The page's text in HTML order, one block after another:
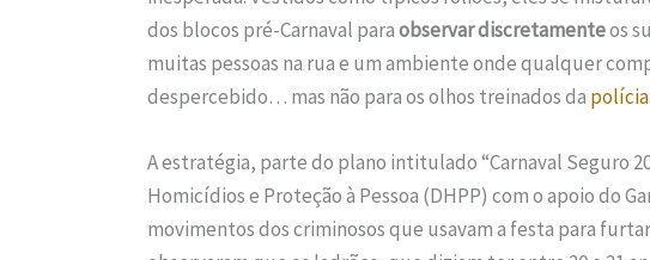
dos blocos pré-Carnaval paraobservar discretamenteos
muitas pessoas na rua e um ambiente onde qualquer
despercebido… mas não para os olhos treinados da polícia.
A estratégia, parte do plano intitulado “Carnaval Seguro
Homicídios e Proteção à Pessoa (DHPP) com o apoio do
movimentos dos criminosos que usavam a festa para